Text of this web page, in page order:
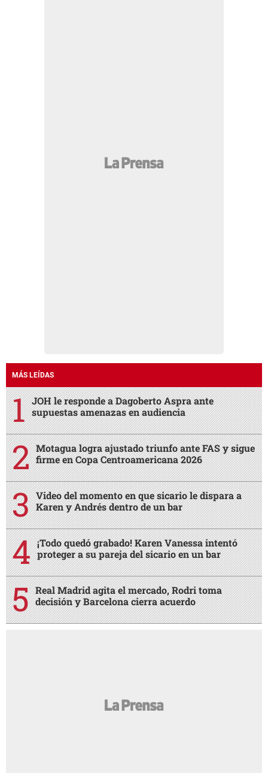
MÁS LEÍDAS
JOH le responde a Dagoberto Aspra ante
supuestas amenazas en audiencia
Motagua logra ajustado triunfo ante FAS y sigue
firme en Copa Centroamericana 2026
Video del momento en que sicario le dispara a
Karen y Andrés dentro de un bar
¡Todo quedó grabado! Karen Vanessa intentó
proteger a su pareja del sicario en un bar
Real Madrid agita el mercado, Rodri toma
decisión y Barcelona cierra acuerdo